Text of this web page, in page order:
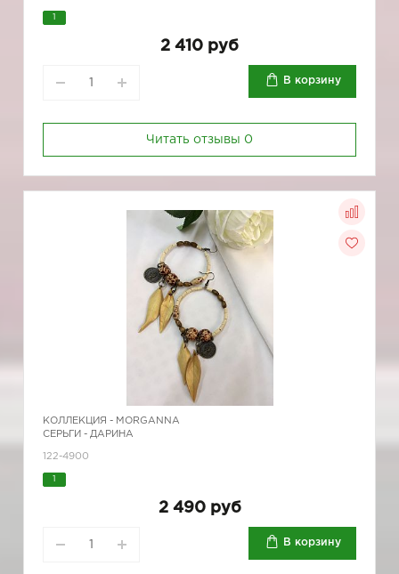
2 410 руб
В корзину
Читать отзывы 0
КОЛЛЕКЦИЯ - MORGANNA
СЕРЬГИ - ДАРИНА
122-4900
2 490 руб
В корзину